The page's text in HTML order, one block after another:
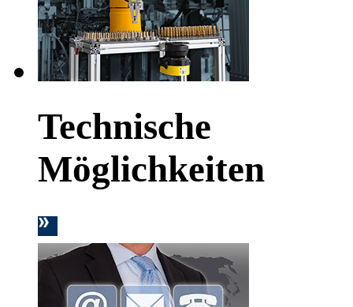
Technische
Möglichkeiten